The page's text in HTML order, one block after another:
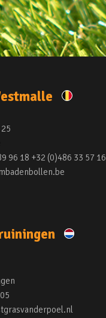
96 18 +32 (0)486 33 57 16